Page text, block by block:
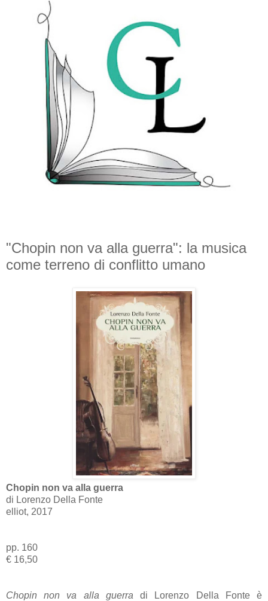
"Chopin non va alla guerra": la musica
come terreno di conflitto umano
Chopin non va alla guerra
di Lorenzo Della Fonte
elliot, 2017
pp. 160
€ 16,50
Chopin non va alla guerra di Lorenzo Della Fonte è